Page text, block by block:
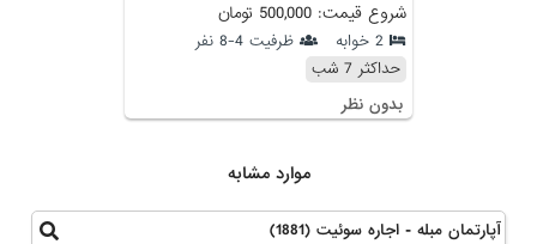
شروع قیمت: 500,000 تومان
2 خوابه
ظرفیت 4-8 نفر
حداکثر 7 شب
بدون نظر
موارد مشابه
آپارتمان مبله - اجاره سوئیت (1881)